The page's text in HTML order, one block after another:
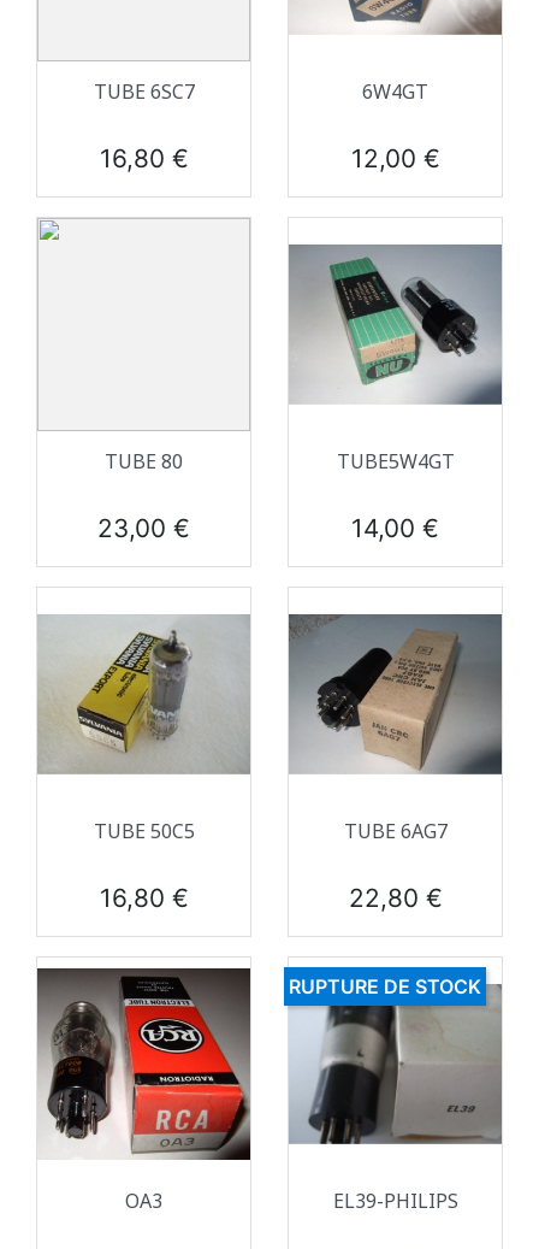
TUBE 6SC7
Prix
16,80 €
6W4GT
Prix
12,00 €
TUBE 80
Prix
23,00 €
TUBE5W4GT
Prix
14,00 €
TUBE 50C5
Prix
16,80 €
TUBE 6AG7
Prix
22,80 €
OA3 EL39-PHILIPS
RUPTURE DE STOCK